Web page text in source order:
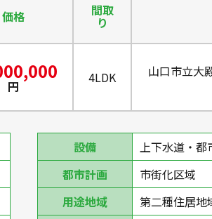
価格 間取
り
円
4LDK 山口市立大
設備
上下水道・
都市計画
市街化区域
用途地域
第二種住居地